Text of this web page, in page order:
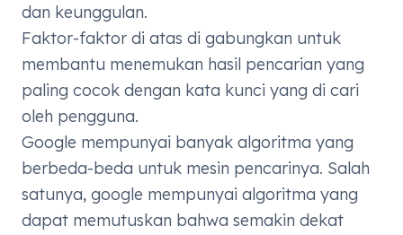
dan keunggulan.
Faktor-faktor di atas di gabungkan untuk
membantu menemukan hasil pencarian yang
paling cocok dengan kata kunci yang di cari
oleh pengguna.
Google mempunyai banyak algoritma yang
berbeda-beda untuk mesin pencarinya. Salah
satunya, google mempunyai algoritma yang
dapat memutuskan bahwa semakin dekat